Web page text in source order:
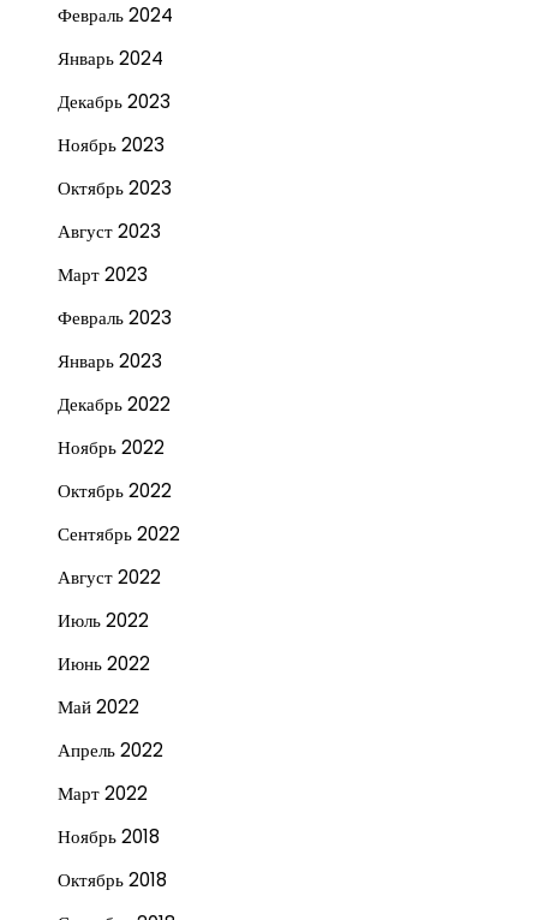
Февраль 2024
Январь 2024
Декабрь 2023
Ноябрь 2023
Октябрь 2023
Август 2023
Март 2023
Февраль 2023
Январь 2023
Декабрь 2022
Ноябрь 2022
Октябрь 2022
Сентябрь 2022
Август 2022
Июль 2022
Июнь 2022
Май 2022
Апрель 2022
Март 2022
Ноябрь 2018
Октябрь 2018